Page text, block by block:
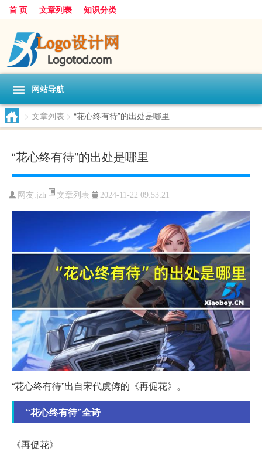
首 页 文章列表 知识分类
网站导航
> 文章列表 > “花心终有待”的出处是哪里
“花心终有待”的出处是哪里
网友:jzh 文章列表 2024-11-22 09:53:21
“花心终有待”出自宋代虞俦的《再促花》。
“花心终有待”全诗
《再促花》